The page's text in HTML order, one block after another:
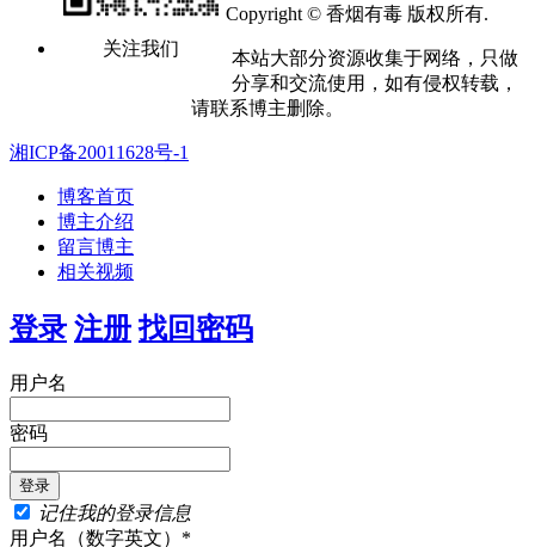
关注我们
Copyright © 香烟有毒 版权所有.
本站大部分资源收集于网络，只做
分享和交流使用，如有侵权转载，
请联系博主删除。
湘ICP备20011628号-1
博客首页
博主介绍
留言博主
相关视频
登录 注册 找回密码
用户名
密码
记住我的登录信息
用户名（数字英文）*